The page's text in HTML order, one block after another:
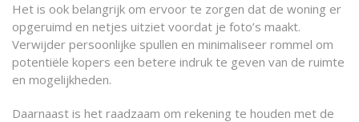
Het is ook belangrijk om ervoor te zorgen dat de woning er
opgeruimd en netjes uitziet voordat je foto’s maakt.
Verwijder persoonlijke spullen en minimaliseer rommel om
potentiële kopers een betere indruk te geven van de ruimte
en mogelijkheden.
Daarnaast is het raadzaam om rekening te houden met de